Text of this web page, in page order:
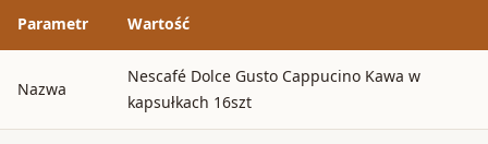
Parametr Wartość
Nazwa
Nescafé Dolce Gusto Cappucino Kawa w
kapsułkach 16szt